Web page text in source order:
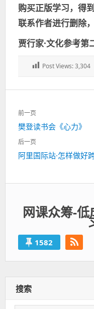
购买正版学习，得
联系作者进行删除
贾行家·文化参考第
Post Views:3,304
文
章
导
航
前一页
上
一
樊登读书会《心力》
后一页
下
阿里国际站·怎样做好
网课众筹-
1582
搜索